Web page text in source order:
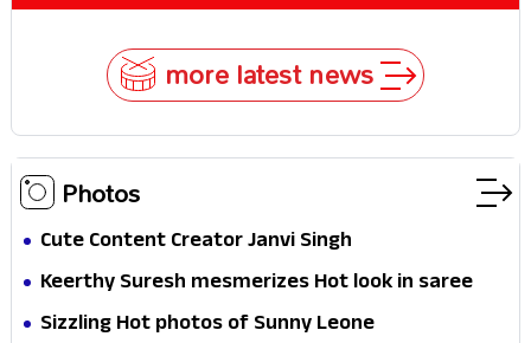
more latest news
Photos
Cute Content Creator Janvi Singh
Keerthy Suresh mesmerizes Hot look in saree
Sizzling Hot photos of Sunny Leone